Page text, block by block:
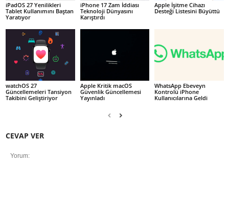
iPadOS 27 Yenilikleri
Tablet Kullanımını Baştan
Yaratıyor
iPhone 17 Zam İddiası
Teknoloji Dünyasını
Karıştırdı
Apple İşitme Cihazı
Desteği Listesini Büyüttü
watchOS 27
Güncellemeleri Tansiyon
Takibini Geliştiriyor
Apple Kritik macOS
Güvenlik Güncellemesi
Yayınladı
WhatsApp Ebeveyn
Kontrolü iPhone
Kullanıcılarına Geldi
CEVAP VER